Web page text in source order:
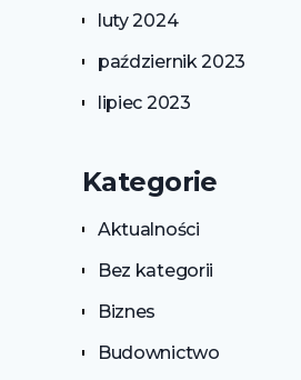
luty 2024
październik 2023
lipiec 2023
Kategorie
Aktualności
Bez kategorii
Biznes
Budownictwo